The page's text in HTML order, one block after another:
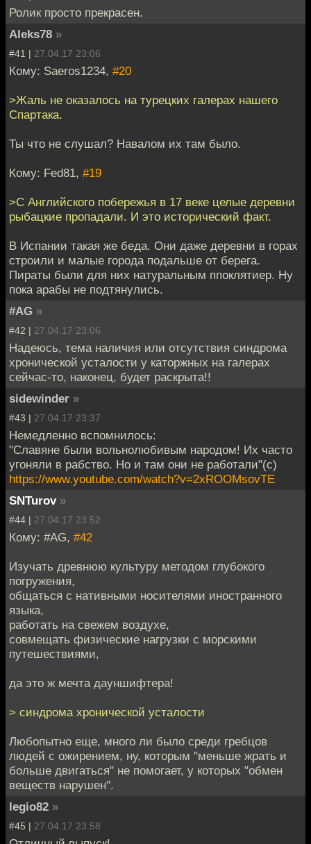
Ролик просто прекрасен.
Aleks78 »
#41 | 27.04.17 23:06
Кому: Saeros1234, #20
>Жаль не оказалось на турецких галерах нашего
Спартака.
Ты что не слушал? Навалом их там было.
Кому: Fed81, #19
>С Английского побережья в 17 веке целые деревни
рыбацкие пропадали. И это исторический факт.
В Испании такая же беда. Они даже деревни в горах
строили и малые города подальше от берега.
Пираты были для них натуральным ппоклятиер. Ну
пока арабы не подтянулись.
#AG »
#42 | 27.04.17 23:06
Надеюсь, тема наличия или отсутствия синдрома
хронической усталости у каторжных на галерах
сейчас-то, наконец, будет раскрыта!!
sidewinder »
#43 | 27.04.17 23:37
Немедленно вспомнилось:
"Славяне были вольнолюбивым народом! Их часто
угоняли в рабство. Но и там они не работали"(с)
https://www.youtube.com/watch?v=2xROOMsovTE
SNTurov »
#44 | 27.04.17 23:52
Кому: #AG, #42
Изучать древнюю культуру методом глубокого
погружения,
общаться с нативными носителями иностранного
языка,
работать на свежем воздухе,
совмещать физические нагрузки с морскими
путешествиями,
да это ж мечта дауншифтера!
> синдрома хронической усталости
Любопытно еще, много ли было среди гребцов
людей с ожирением, ну, которым "меньше жрать и
больше двигаться" не помогает, у которых "обмен
веществ нарушен".
legio82 »
#45 | 27.04.17 23:58